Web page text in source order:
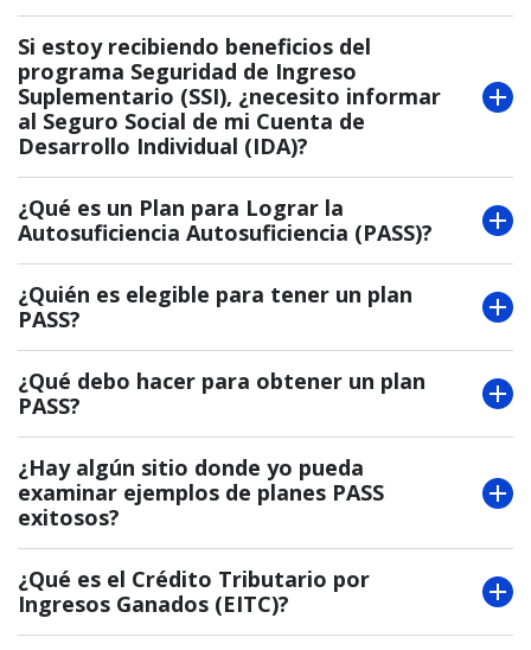
Si estoy recibiendo beneficios del
programa Seguridad de Ingreso
Suplementario (SSI), ¿necesito informar
al Seguro Social de mi Cuenta de
Desarrollo Individual (IDA)?
¿Qué es un Plan para Lograr la
Autosuficiencia Autosuficiencia (PASS)?
¿Quién es elegible para tener un plan
PASS?
¿Qué debo hacer para obtener un plan
PASS?
¿Hay algún sitio donde yo pueda
examinar ejemplos de planes PASS
exitosos?
¿Qué es el Crédito Tributario por
Ingresos Ganados (EITC)?